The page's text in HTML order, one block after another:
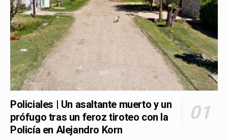
Policiales | Un asaltante muerto y un
prófugo tras un feroz tiroteo con la
Policía en Alejandro Korn